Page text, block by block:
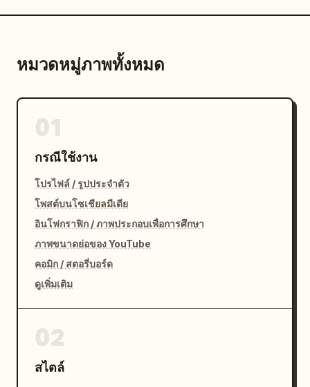
หมวดหมู่ภาพทั้งหมด
กรณีใช้งาน
โปรไฟล์ / รูปประจำตัว
โพสต์บนโซเชียลมีเดีย
อินโฟกราฟิก / ภาพประกอบเพื่อการศึกษา
ภาพขนาดย่อของ YouTube
คอมิก / สตอรี่บอร์ด
ดูเพิ่มเติม
สไตล์